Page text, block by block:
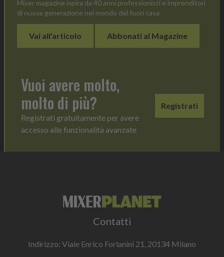
Mixer magazine ispira da 40 anni professionisti e imprenditori
di nuova generazione nel mondo del fuori casa
Vai all'articolo Abbonati al Magazine
Vuoi avere molto,
molto di più?
Registrati gratuitamente per avere
accesso alle funzionalità avanzate
Registrati
Contatti
Indirizzo: Viale Enrico Forlanini 21, 20134 Milano